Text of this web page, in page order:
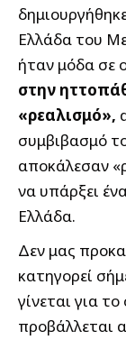
Ελλάδα του
ήταν μόδα σε
στην
«ρεαλισμό»,
συμβιβασμό
αποκάλεσαν
να υπάρξει
Ελλάδα.
Δεν μας
κατηγορεί
γίνεται για
προβάλλεται